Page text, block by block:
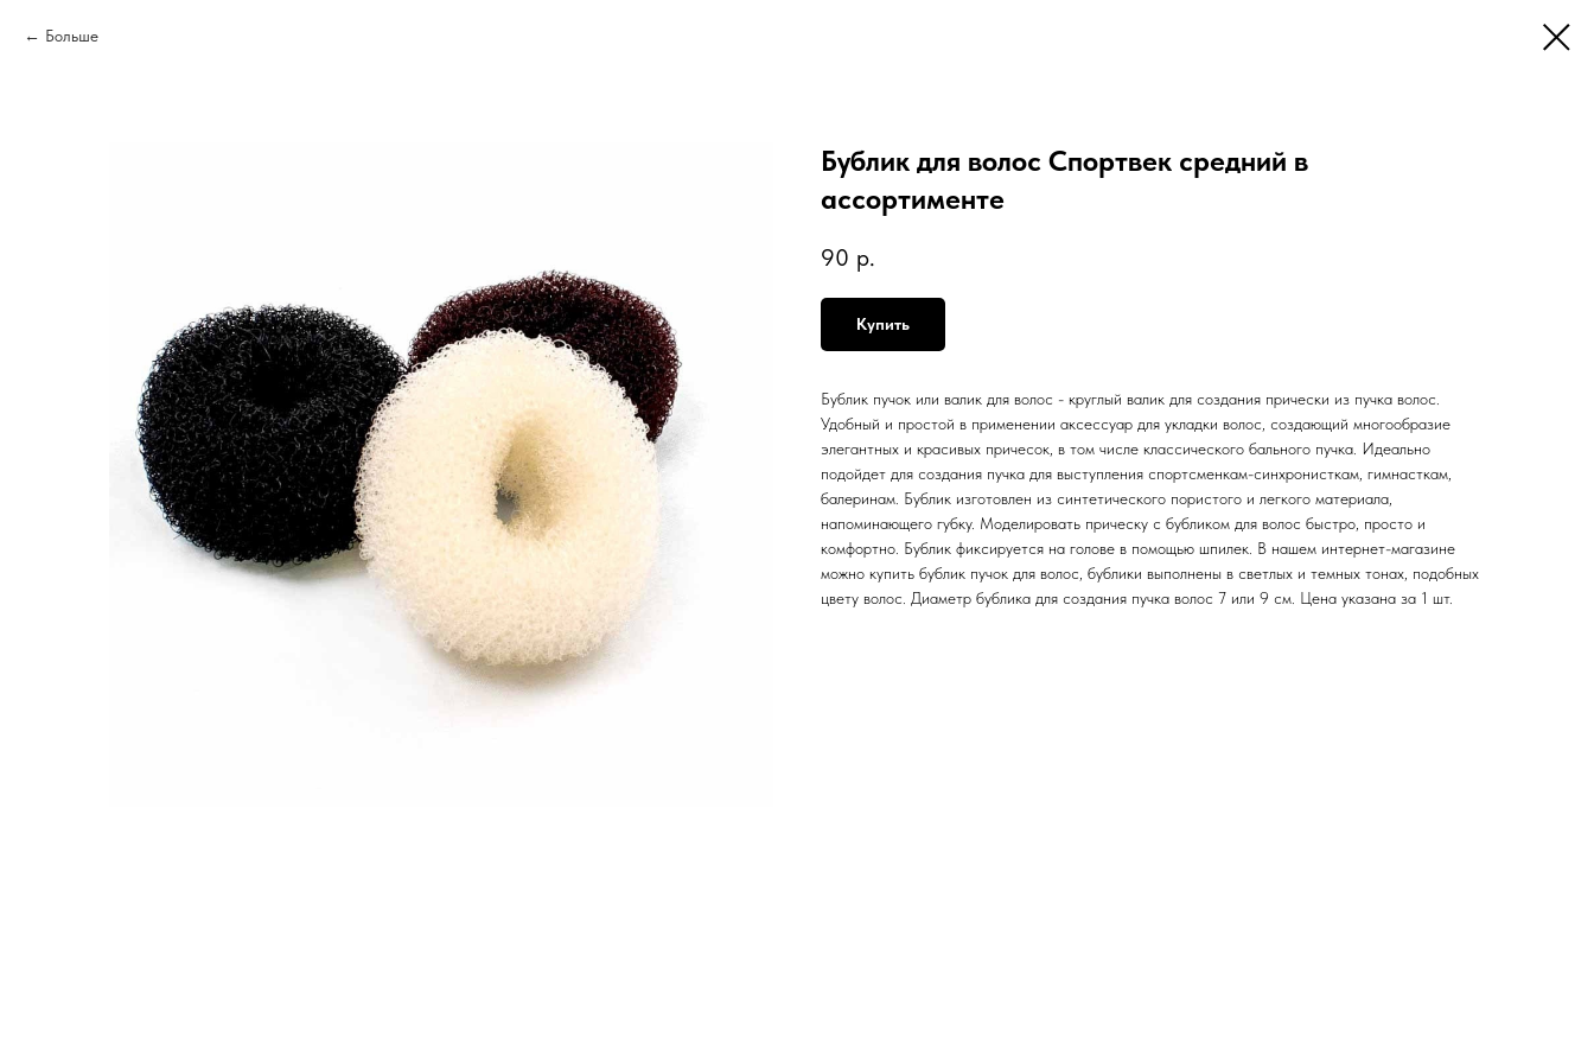
Больше
Бублик для волос Спортвек средний в
ассортименте
90 р.
Купить
Бублик пучок или валик для волос - круглый валик для создания прически из пучка волос.
Удобный и простой в применении аксессуар для укладки волос, создающий многообразие
элегантных и красивых причесок, в том числе классического бального пучка. Идеально
подойдет для создания пучка для выступления спортсменкам-синхронисткам, гимнасткам,
балеринам. Бублик изготовлен из синтетического пористого и легкого материала,
напоминающего губку. Моделировать прическу с бубликом для волос быстро, просто и
комфортно. Бублик фиксируется на голове в помощью шпилек. В нашем интернет-магазине
можно купить бублик пучок для волос, бублики выполнены в светлых и темных тонах, подобных
цвету волос. Диаметр бублика для создания пучка волос 7 или 9 см. Цена указана за 1 шт.